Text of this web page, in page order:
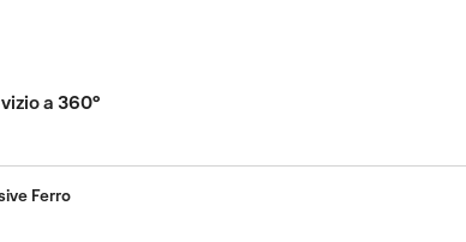
a 360°
Ferro